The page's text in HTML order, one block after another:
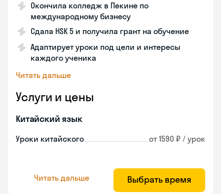
Окончила колледж в Пекине по
международному бизнесу
Сдала HSK 5 и получила грант на обучение
Адаптирует уроки под цели и интересы
каждого ученика
Читать дальше
Услуги и цены
Китайский язык
Уроки китайского от 1590 ₽ / урок
Читать дальше Выбрать время